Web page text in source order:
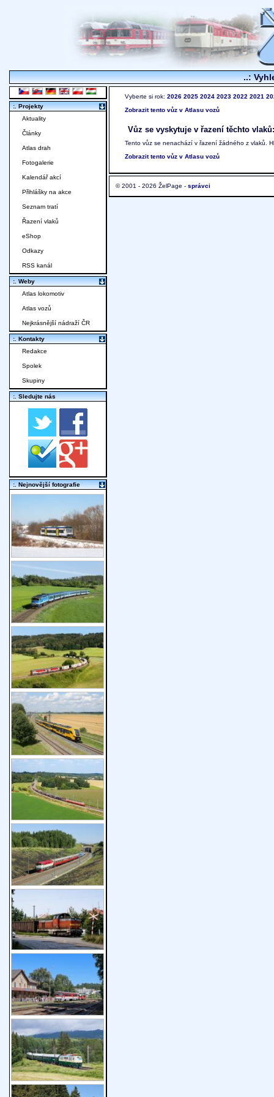
..:
Vyberte si rok: 2026 2025 2024 2023 2022 2021
Zobrazit tento vůz v Atlasu vozů
Vůz se vyskytuje v řazení těchto vlaků:
Tento vůz se nenachází v řazení žádného z vlaků.
Zobrazit tento vůz v Atlasu vozů
© 2001 - 2026 ŽelPage - správci
:. Projekty
Aktuality
Články
Atlas drah
Fotogalerie
Kalendář akcí
Přihlášky na akce
Seznam tratí
Řazení vlaků
eShop
Odkazy
RSS kanál
:. Weby
Atlas lokomotiv
Atlas vozů
Nejkrásnější nádraží ČR
:. Kontakty
Redakce
Spolek
Skupiny
:. Sledujte nás
:. Nejnovější fotografie